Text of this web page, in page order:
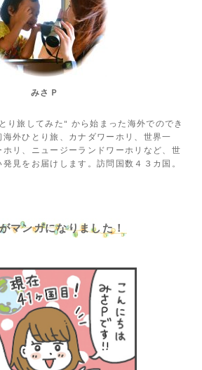
みさＰ
り旅してみた" から始まった海外でのでき
外ひとり旅、カナダワーホリ、世界一
リ、ニュージーランドワーホリなど、世
見をお届けします。訪問国数４３カ国。
マンガになりました！